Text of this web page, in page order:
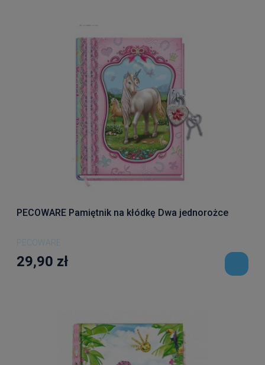
PECOWARE Pamiętnik na kłódkę Dwa jednorożce
PECOWARE
29,90 zł